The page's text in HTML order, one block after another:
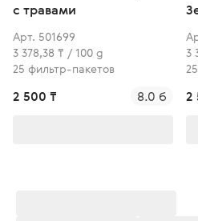
с травами
Арт. 501699
3 378,38 ₸ / 100 g
25 фильтр-пакетов
2 500 ₸ 8.0 б
3
2